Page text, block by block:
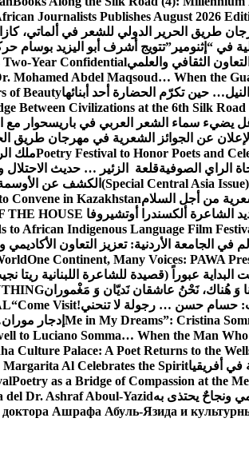
Journalists Publishes August 2026
طريق الحرير الدولي للشعر في ألماتي،
في “إثنومير”تتويج أشرف أبو اليزيد بوسام
الثقافي والعلميYear Confidential
Mohamed Abdel Maqsoud… When the
حين تكرّم الحضارة أحد أبنائهاof Beauty
Between Civilizations at the 6th Silk
يضيء سماء الشعر العربي في باريسحوار مع
الإعلان عن الجوائز الشعرية في مهرجان طريق
Poetry Festival to Honor Poets andملك
الراي الصوفيةقلعة الزئير … حديث الاحتلال
(Special Central Asia الكشف عن
من أجل السلامConvene in Kazakhstan
الشاعرة ألكسندرا أوتشيروفا THE HOUSE
to African Indigenous Language Film
الجامعة الأردنية: تعزيز التعاون الأكاديمي
One Continent, Many Voices: PAWA
البداية عبوراً (قصيدة للشاعرة اللبنانية ريتا
وَ هُناك، نَحْنُ عاشقان نَديّان وَ مَغْموران
حسام حسن … رجولة لا تنحني!“Come Visit
Me in My Dreams”: Cristina إدجار
to Luciano Somma… When the Man
Culture Palace: A Poet Returns to the
أفريقياMargarita Al Celebrates the Spirit
Poetry as a Bridge of Compassion at the
del Dr. Ashraf Aboul-Yazid
Ашрафа Абуль-Язида и